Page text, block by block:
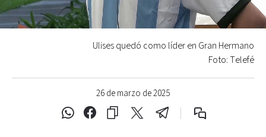
26 de marzo de 2025
Ulises quedó como líder en Gran Hermano
Foto: Telefé